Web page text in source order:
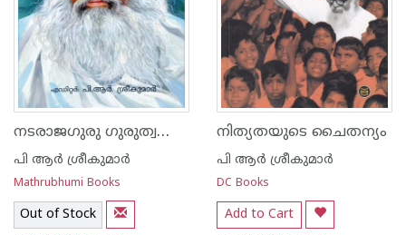
നടരാജഗുരു ഗുരുത്വത്തെ പുനഃപ്രതിഷ്ഠിച്ച ബ്രഹ്‌മജ്ഞാനി
പി ആര്‍ ശ്രീകുമാര്‍
Mathrubhumi Books
Out of Stock
നിത്യതയുടെ ചൈതന്യം
പി ആര്‍ ശ്രീകുമാര്‍
DC Books
Add to Cart